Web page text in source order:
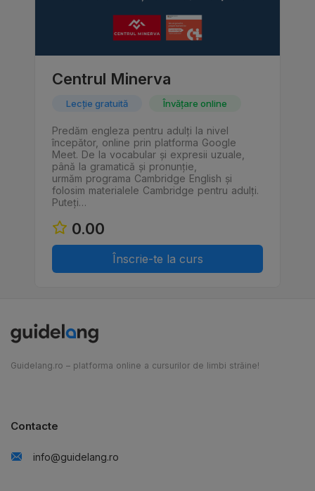
Centrul Minerva
Lecție gratuită Învățare online
Predăm engleza pentru adulți la nivel
începător, online prin platforma Google
Meet. De la vocabular și expresii uzuale,
până la gramatică și pronunție,
urmăm programa Cambridge English și
folosim materialele Cambridge pentru adulți.
Puteți…
0.00
Înscrie-te la curs
Guidelang.ro – platforma online a cursurilor de limbi străine!
Contacte
info@guidelang.ro